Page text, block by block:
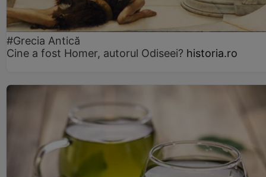
#Grecia Antică
Cine a fost Homer, autorul Odiseei? historia.ro